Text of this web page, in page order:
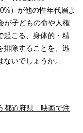
）が他の性年代層よ
が子どもの命や人権
起こる、身体的・精
排除することを、迅
いでしょうか。
都道府県 映画で注